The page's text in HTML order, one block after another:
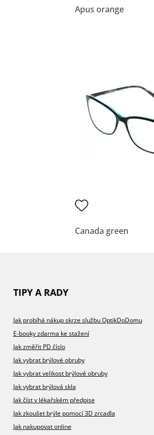
Apus orange
Canada green
TIPY A RADY
Jak probíhá nákup skrze službu OptikDoDomu
E-booky zdarma ke stažení
Jak změřit PD číslo
Jak vybrat brýlové obruby
Jak vybrat velikost brýlové obruby
Jak vybrat brýlová skla
Jak číst v lékařském předpise
Jak zkoušet brýle pomocí 3D zrcadla
Jak nakupovat online